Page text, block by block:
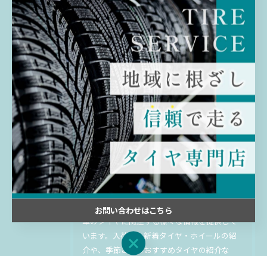
< 前のページ 一覧に戻る 次のページ >
関連タグ
#千葉 #佐倉 #中古 #タイヤ
最新のタイヤの入荷情報などをお
届け
車のタイヤに関連する様々な情報を提供して
います。入荷した新着タイヤ・ホイールの紹
介や、季節ごとのおすすめタイヤの紹介な
お問い合わせはこちら
お問い合わせはこちら